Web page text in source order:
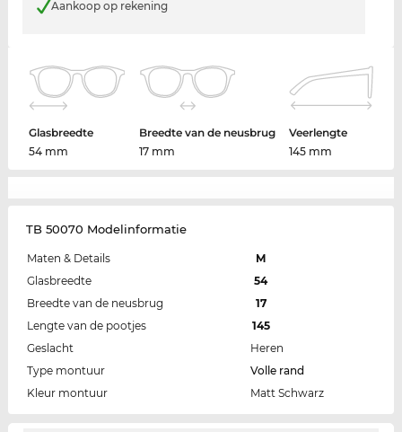
Aankoop op rekening
Glasbreedte
54 mm
Breedte van de neusbrug
17 mm
Veerlengte
145 mm
TB 50070 Modelinformatie
Maten & Details
M
Glasbreedte
54
Breedte van de neusbrug
17
Lengte van de pootjes
145
Geslacht
Heren
Type montuur
Volle rand
Kleur montuur
Matt Schwarz